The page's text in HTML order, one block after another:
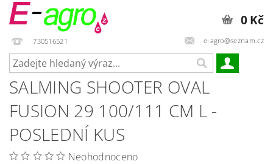
730516521 e-agro@seznam.cz
0 Kč
SALMING SHOOTER OVAL
FUSION 29 100/111 CM L -
POSLEDNÍ KUS
Neohodnoceno